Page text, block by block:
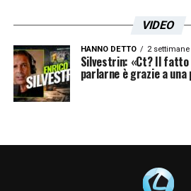
VIDEO
HANNO DETTO 2 settimane
Silvestrin: «Ct? Il fatto
parlarne è grazie a una